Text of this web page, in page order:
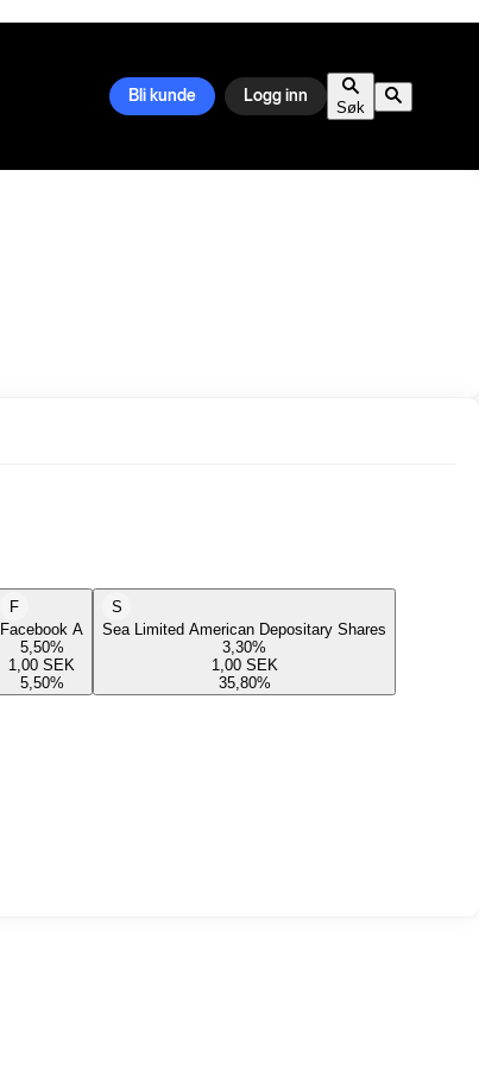
Bli kunde Logg inn
Søk
F
Facebook A
5,50%
1,00 SEK
5,50%
S
Sea Limited American Depositary Shares
3,30%
1,00 SEK
35,80%